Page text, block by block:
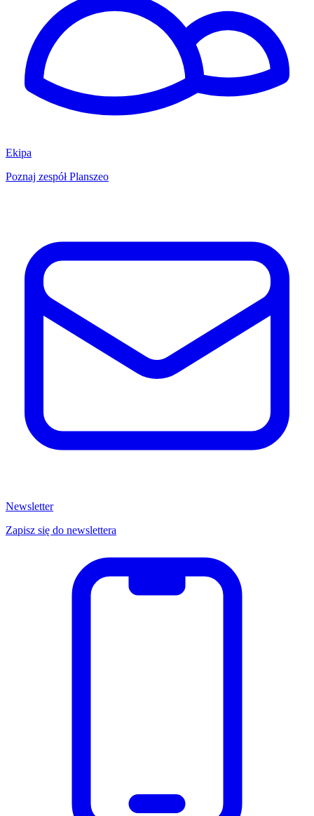
Ekipa
Poznaj zespół Planszeo
Newsletter
Zapisz się do newslettera